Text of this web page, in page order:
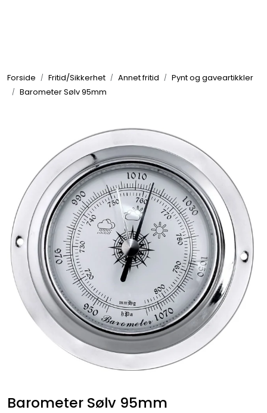
Forside Fritid/Sikkerhet Annet fritid
Pynt og gaveartikkler
Barometer Sølv 95mm
Barometer Sølv 95mm
Elektrisk
Komfort
VVS
Motor/Styring
Fortøyning
Fritid/Sikkerhet
Båtpleie/Opplag